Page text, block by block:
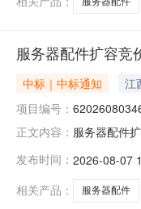
服务器配件扩容竞
中标｜中标通知 江
项目编号：
正文内容： 服务器配件
名称：上饶
发布时间： 2026-08-07
相关产品：
服务器配件